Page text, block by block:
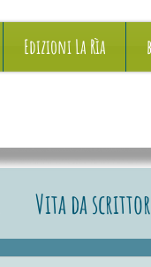
Edizioni La Rìa
Vita da